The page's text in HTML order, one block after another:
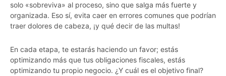
solo «sobreviva» al proceso, sino que salga más fuerte y
organizada. Eso sí, evita caer en errores comunes que podrían
traer dolores de cabeza, ¡y qué decir de las multas!
En cada etapa, te estarás haciendo un favor; estás
optimizando más que tus obligaciones fiscales, estás
optimizando tu propio negocio. ¿Y cuál es el objetivo final?